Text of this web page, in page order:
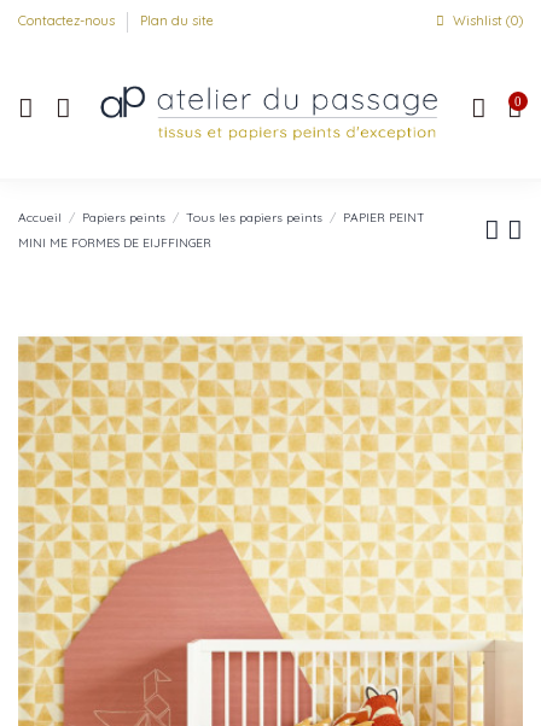
Contactez-nous Plan du site Wishlist (0)
0
Accueil Papiers peints Tous les papiers peints
PAPIER PEINT
MINI ME FORMES DE EIJFFINGER